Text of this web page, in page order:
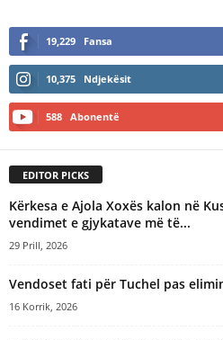
19,229 Fansa
10,375 Ndjekësit
588 Abonentë
EDITOR PICKS
Kërkesa e Ajola Xoxës kalon në
vendimet e gjykatave më të...
29 Prill, 2026
​Vendoset fati për Tuchel pas
16 Korrik, 2026